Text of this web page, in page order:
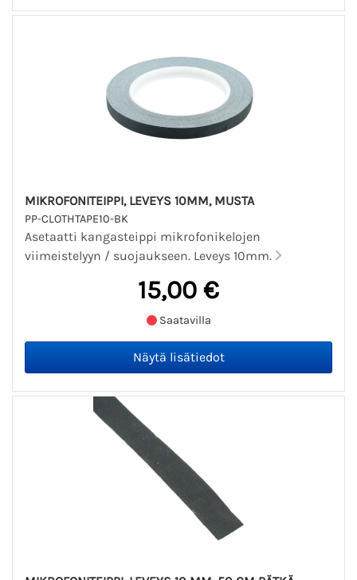
MIKROFONITEIPPI, LEVEYS 10MM, MUSTA
PP-CLOTHTAPE10-BK
Asetaatti kangasteippi mikrofonikelojen
viimeistelyyn / suojaukseen. Leveys 10mm.
15,00 €
Saatavilla